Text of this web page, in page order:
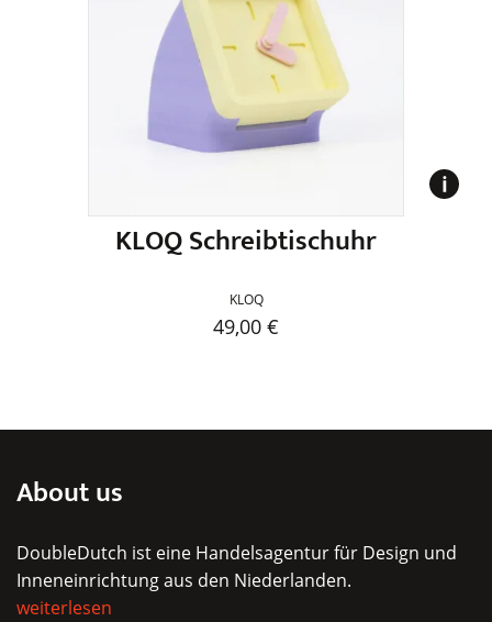
KLOQ Schreibtischuhr
KLOQ
49,00 €
Optionen
können
About us
DoubleDutch ist eine Handelsagentur für Design und
Inneneinrichtung aus den Niederlanden.
weiterlesen